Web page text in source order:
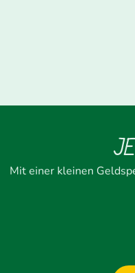
Mit einer kleinen